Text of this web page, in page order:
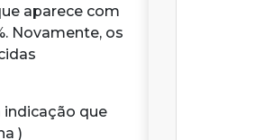
aparece com
Novamente, os
que
)